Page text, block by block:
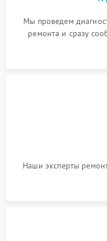
Мы проведем
ремонта и сразу
Наши эксперты